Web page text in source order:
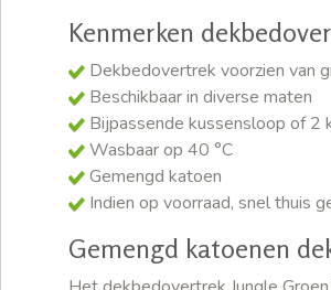
Kenmerken
Dekbedovertrek voorzien van
Beschikbaar in diverse maten
Bijpassende kussensloop of 2
Wasbaar op 40 °C
Gemengd katoen
Indien op voorraad, snel thuis
Gemengd katoenen